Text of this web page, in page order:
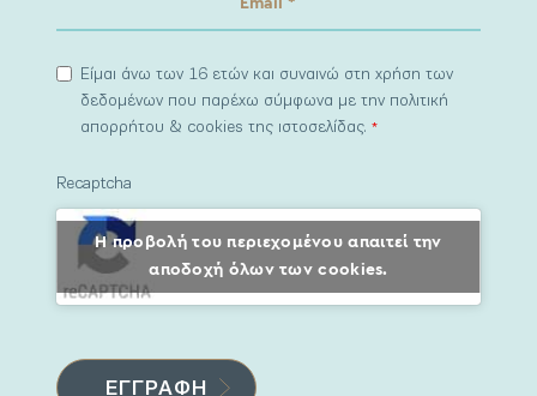
Είμαι άνω των 16 ετών και συναινώ στη χρήση των
δεδομένων που παρέχω σύμφωνα με την πολιτική
απορρήτου & cookies της ιστοσελίδας.*
Recaptcha
Η προβολή του περιεχομένου απαιτεί την
αποδοχή όλων των cookies.